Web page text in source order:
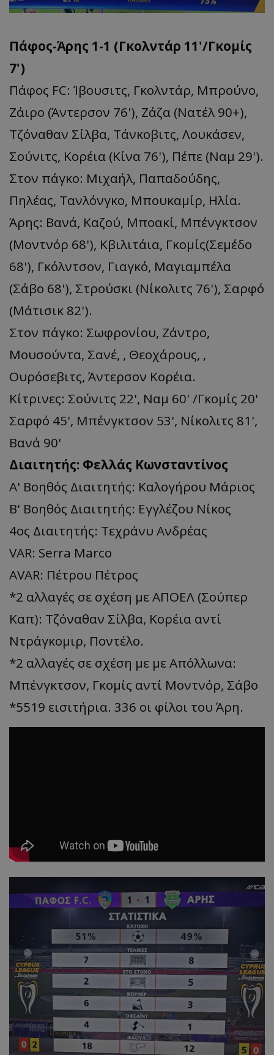
Πάφος-Άρης 1-1 (Γκολντάρ 11'/Γκομίς
7')
Πάφος FC: Ίβουσιτς, Γκολντάρ, Μπρούνο,
Ζάιρο (Άντερσον 76'), Ζάζα (Νατέλ 90+),
Τζόναθαν Σίλβα, Τάνκοβιτς, Λουκάσεν,
Σούνιτς, Κορέια (Κίνα 76'), Πέπε (Ναμ 29').
Στον πάγκο: Μιχαήλ, Παπαδούδης,
Πηλέας, Τανλόνγκο, Μπουκαμίρ, Ηλία.
Άρης: Βανά, Καζού, Μποακί, Μπένγκτσον
(Μοντνόρ 68'), Κβιλιτάια, Γκομίς(Σεμέδο
68'), Γκόλντσον, Γιαγκό, Μαγιαμπέλα
(Σάβο 68'), Στρούσκι (Νίκολιτς 76'), Σαρφό
(Μάτισικ 82').
Στον πάγκο: Σωφρονίου, Ζάντρο,
Μουσούντα, Σανέ, , Θεοχάρους, ,
Ουρόσεβιτς, Άντερσον Κορέια.
Κίτρινες: Σούνιτς 22', Nαμ 60' /Γκομίς 20'
Σαρφό 45', Μπένγκτσον 53', Νίκολιτς 81',
Βανά 90'
Διαιτητής: Φελλάς Κωνσταντίνος
Α' Βοηθός Διαιτητής: Καλογήρου Μάριος
Β' Βοηθός Διαιτητής: Εγγλέζου Νίκος
4ος Διαιτητής: Τεχράνυ Ανδρέας
VAR: Serra Marco
AVAR: Πέτρου Πέτρος
*2 αλλαγές σε σχέση με ΑΠΟΕΛ (Σούπερ
Καπ): Τζόναθαν Σίλβα, Κορέια αντί
Ντράγκομιρ, Ποντέλο.
*2 αλλαγές σε σχέση με με Απόλλωνα:
Μπένγκτσον, Γκομίς αντί Μοντνόρ, Σάβο
*5519 εισιτήρια. 336 οι φίλοι του Άρη.